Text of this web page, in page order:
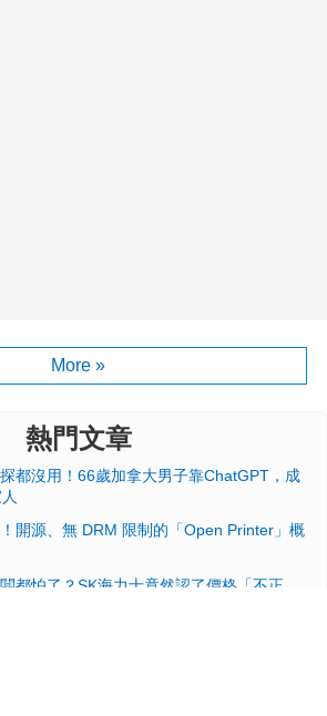
More »
熱門文章
都沒用！66歲加拿大男子靠ChatGPT，成
開源、無 DRM 限制的「Open Printer」概
都怕了？SK海力士竟然認了價格「不正